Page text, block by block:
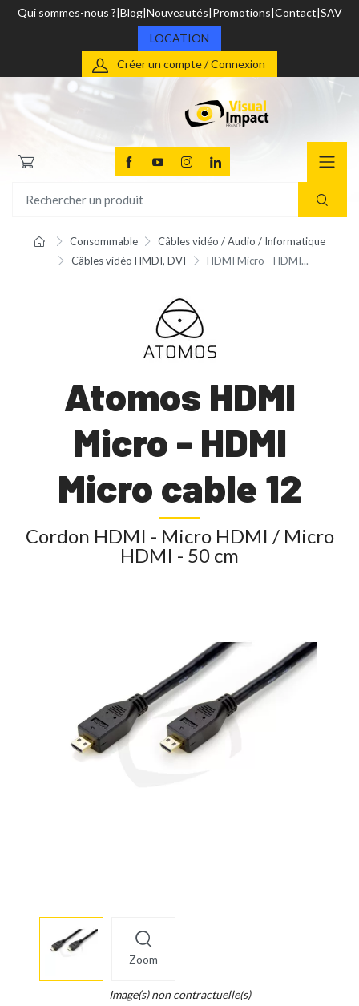
Qui sommes-nous ? Blog Nouveautés Promotions Contact SAV
LOCATION
Créer un compte / Connexion
Consommable
Câbles vidéo / Audio / Informatique
Câbles vidéo HMDI, DVI
HDMI Micro - HDMI...
Atomos HDMI
Micro - HDMI
Micro cable 12
Cordon HDMI - Micro HDMI / Micro
HDMI - 50 cm
Zoom
info
Image(s) non contractuelle(s)